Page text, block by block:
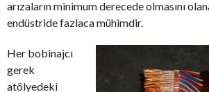
arızaların minimum derecede olmasını
endüstride fazlaca mühimdir.
Her bobinajcı
gerek
atölyedeki